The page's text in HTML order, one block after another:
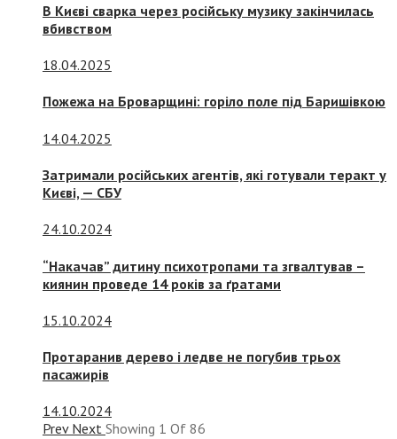
В Києві сварка через російську музику закінчилась
вбивством
18.04.2025
Пожежа на Броварщині: горіло поле під Баришівкою
14.04.2025
Затримали російських агентів, які готували теракт у
Києві, — СБУ
24.10.2024
“Накачав” дитину психотропами та згвалтував –
киянин проведе 14 років за ґратами
15.10.2024
Протаранив дерево і ледве не погубив трьох
пасажирів
14.10.2024
Prev Next Showing 1 Of 86